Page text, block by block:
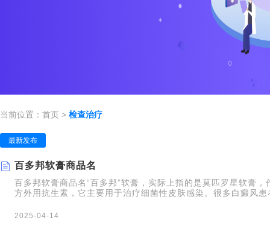
当前位置： 首页 > 检查治疗
最新发布
百多邦软膏商品名
百多邦软膏商品名“百多邦”软膏，实际上指的是莫匹罗星软膏，
方外用抗生素，它主要用于治疗细菌性皮肤感染。很多白癜风患
罗星，针对的是细菌感染，而非白癜风的病因。了解这一点至
2025-04-14